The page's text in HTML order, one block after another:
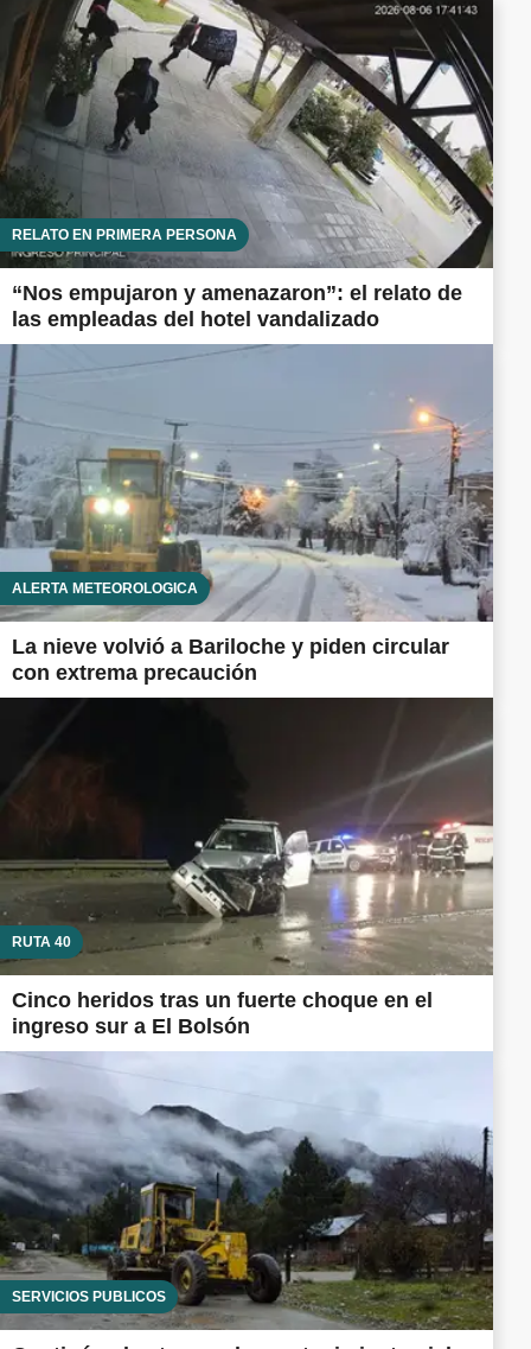
RELATO EN PRIMERA PERSONA
“Nos empujaron y amenazaron”: el relato de
las empleadas del hotel vandalizado
ALERTA METEOROLÓGICA
La nieve volvió a Bariloche y piden circular
con extrema precaución
RUTA 40
Cinco heridos tras un fuerte choque en el
ingreso sur a El Bolsón
SERVICIOS PÚBLICOS